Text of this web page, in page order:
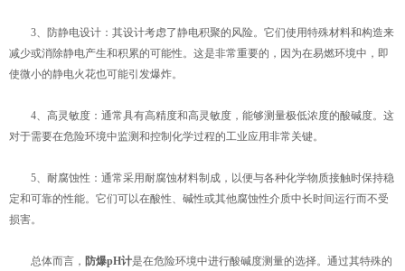
3、防静电设计：其设计考虑了静电积聚的风险。它们使用特殊材料和构造来
减少或消除静电产生和积累的可能性。这是非常重要的，因为在易燃环境中，即
使微小的静电火花也可能引发爆炸。
4、高灵敏度：通常具有高精度和高灵敏度，能够测量极低浓度的酸碱度。这
对于需要在危险环境中监测和控制化学过程的工业应用非常关键。
5、耐腐蚀性：通常采用耐腐蚀材料制成，以便与各种化学物质接触时保持稳
定和可靠的性能。它们可以在酸性、碱性或其他腐蚀性介质中长时间运行而不受
损害。
总体而言， 防爆pH计是在危险环境中进行酸碱度测量的选择。通过其特殊的